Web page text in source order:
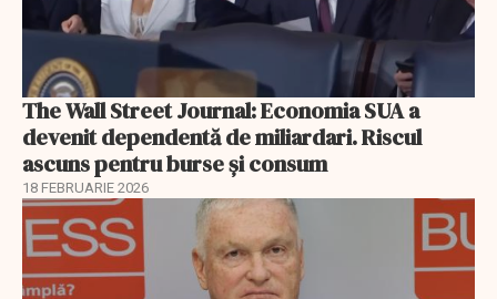
The Wall Street Journal: Economia SUA a
devenit dependentă de miliardari. Riscul
ascuns pentru burse și consum
18 FEBRUARIE 2026
EXCLUSIV